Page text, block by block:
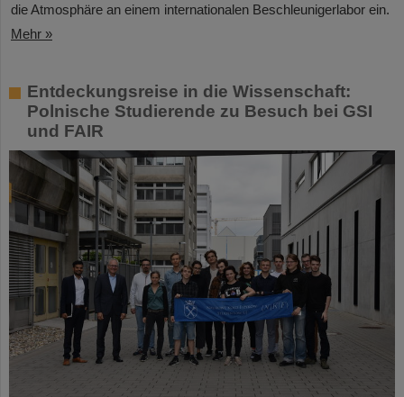
die Atmosphäre an einem internationalen Beschleunigerlabor ein.
Mehr »
Entdeckungsreise in die Wissenschaft:
Polnische Studierende zu Besuch bei GSI
und FAIR